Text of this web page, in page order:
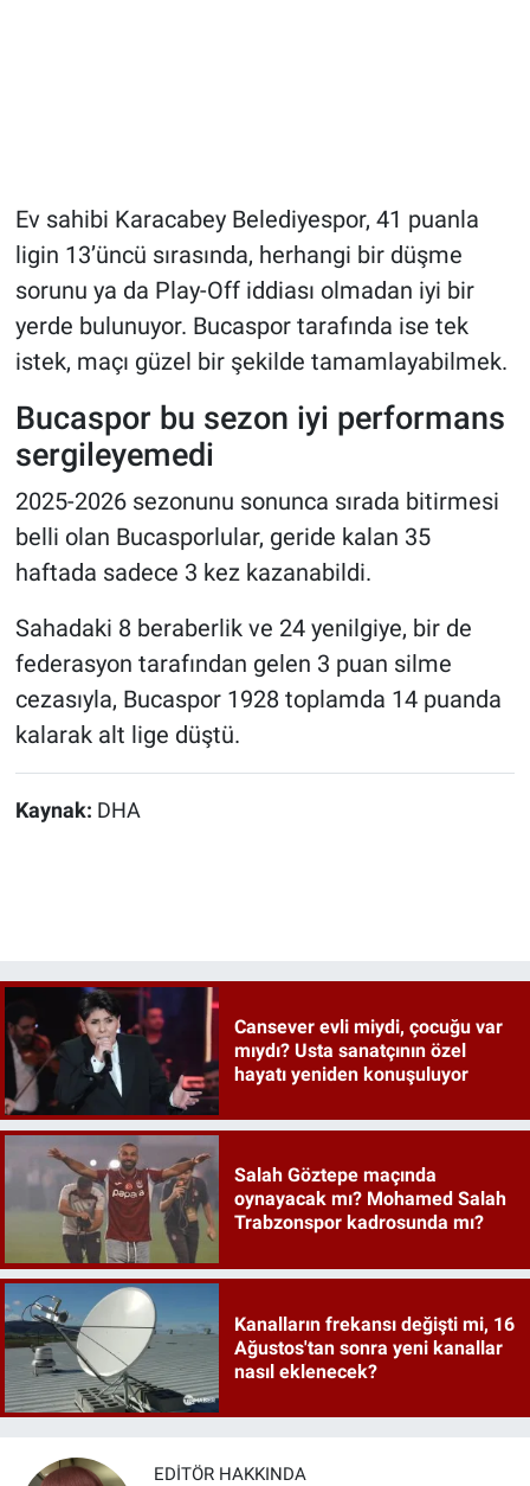
Ev sahibi Karacabey Belediyespor, 41 puanla
ligin 13’üncü sırasında, herhangi bir düşme
sorunu ya da Play-Off iddiası olmadan iyi bir
yerde bulunuyor. Bucaspor tarafında ise tek
istek, maçı güzel bir şekilde tamamlayabilmek.
Bucaspor bu sezon iyi performans
sergileyemedi
2025-2026 sezonunu sonunca sırada bitirmesi
belli olan Bucasporlular, geride kalan 35
haftada sadece 3 kez kazanabildi.
Sahadaki 8 beraberlik ve 24 yenilgiye, bir de
federasyon tarafından gelen 3 puan silme
cezasıyla, Bucaspor 1928 toplamda 14 puanda
kalarak alt lige düştü.
Kaynak: DHA
Cansever evli miydi, çocuğu var
mıydı? Usta sanatçının özel
hayatı yeniden konuşuluyor
Salah Göztepe maçında
oynayacak mı? Mohamed Salah
Trabzonspor kadrosunda mı?
Kanalların frekansı değişti mi, 16
Ağustos'tan sonra yeni kanallar
nasıl eklenecek?
EDITÖR HAKKINDA